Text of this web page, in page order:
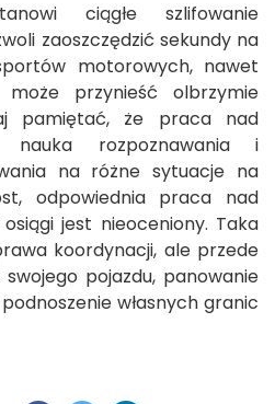
ciągłe szlifowanie
zaoszczędzić sekundy na
motorowych, nawet
może przynieść olbrzymie
pamiętać, że praca nad
rozpoznawania i
na różne sytuacje na
odpowiednia praca nad
jest nieoceniony. Taka
koordynacji, ale przede
pojazdu, panowanie
własnych granic